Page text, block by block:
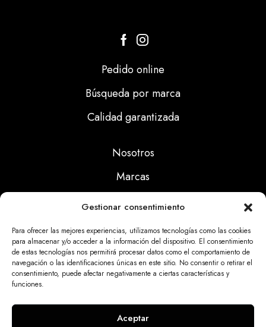
Gestionar consentimiento
Para ofrecer las mejores experiencias, utilizamos tecnologías como las cookies
para almacenar y/o acceder a la información del dispositivo. El consentimiento
de estas tecnologías nos permitirá procesar datos como el comportamiento de
navegación o las identificaciones únicas en este sitio. No consentir o retirar el
consentimiento, puede afectar negativamente a ciertas características y
funciones.
Aceptar
Pedido online
Búsqueda por marca
Calidad garantizada
Nosotros
Marcas
Noticias
Aviso Legal
Politicas Cookies